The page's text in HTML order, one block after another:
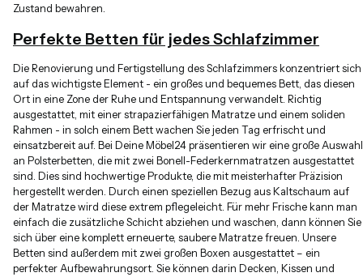
Zustand bewahren.
Perfekte Betten für jedes Schlafzimmer
Die Renovierung und Fertigstellung des Schlafzimmers konzentriert sich
auf das wichtigste Element - ein großes und bequemes Bett, das diesen
Ort in eine Zone der Ruhe und Entspannung verwandelt. Richtig
ausgestattet, mit einer strapazierfähigen Matratze und einem soliden
Rahmen - in solch einem Bett wachen Sie jeden Tag erfrischt und
einsatzbereit auf. Bei Deine Möbel24 präsentieren wir eine große Auswahl
an Polsterbetten, die mit zwei Bonell-Federkernmatratzen ausgestattet
sind. Dies sind hochwertige Produkte, die mit meisterhafter Präzision
hergestellt werden. Durch einen speziellen Bezug aus Kaltschaum auf
der Matratze wird diese extrem pflegeleicht. Für mehr Frische kann man
einfach die zusätzliche Schicht abziehen und waschen, dann können Sie
sich über eine komplett erneuerte, saubere Matratze freuen. Unsere
Betten sind außerdem mit zwei großen Boxen ausgestattet – ein
perfekter Aufbewahrungsort. Sie können darin Decken, Kissen und